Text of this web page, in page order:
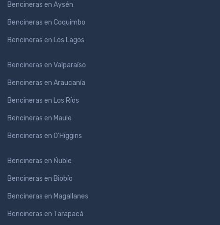
Bencineras en Aysén
Bencineras en Coquimbo
Bencineras en Los Lagos
Bencineras en Valparaíso
Bencineras en Araucanía
Bencineras en Los Ríos
Bencineras en Maule
Bencineras en O'Higgins
Bencineras en Ńuble
Bencineras en Biobío
Bencineras en Magallanes
Bencineras en Tarapacá